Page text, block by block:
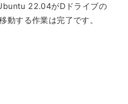
22.04がDドライブの
する作業は完了です。